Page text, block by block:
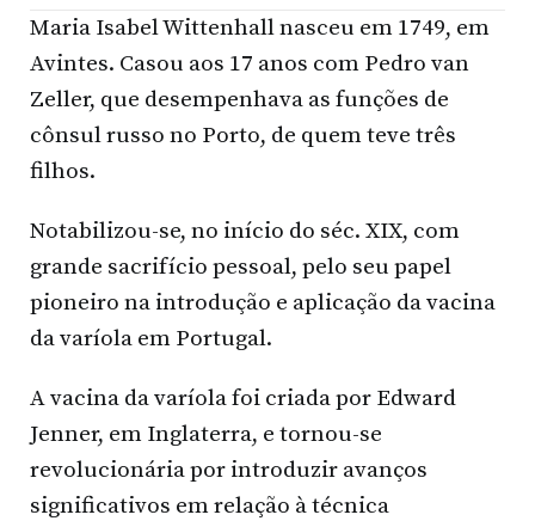
Maria Isabel Wittenhall nasceu em 1749, em
Avintes. Casou aos 17 anos com Pedro van
Zeller, que desempenhava as funções de
cônsul russo no Porto, de quem teve três
filhos.
Notabilizou-se, no início do séc. XIX, com
grande sacrifício pessoal, pelo seu papel
pioneiro na introdução e aplicação da vacina
da varíola em Portugal.
A vacina da varíola foi criada por Edward
Jenner, em Inglaterra, e tornou-se
revolucionária por introduzir avanços
significativos em relação à técnica